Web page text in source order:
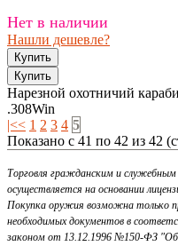
Нет в наличии
Нашли дешевле?
Нарезной охотничий
.308Win
|<< 1 2 3 4 5
Показано с 41 по 42 из 42
Торговля гражданским и
осуществляется на основании
Покупка оружия возможна только
необходимых документов в
законом от 13.12.1996 №150-ФЗ